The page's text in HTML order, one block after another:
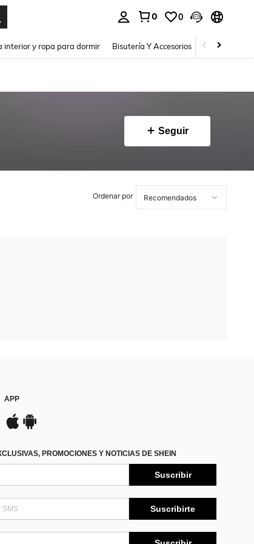
0 0
interior y ropa para dormir Bisutería Y Accesorios Zapatos
Seguir
Ordenar por
APP
PROMOCIONES Y NOTICIAS DE SHEIN
Suscribir
Suscribirte